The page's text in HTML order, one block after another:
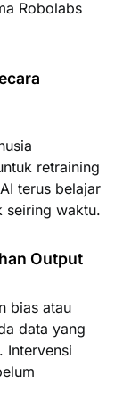
Robolabs
retraining
terus belajar
seiring waktu.
Output
bias atau
data yang
Intervensi